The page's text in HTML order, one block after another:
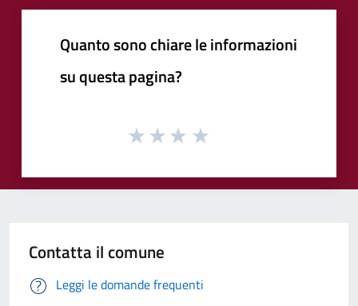
Quanto sono chiare le informazioni
su questa pagina?
Contatta il comune
Leggi le domande frequenti